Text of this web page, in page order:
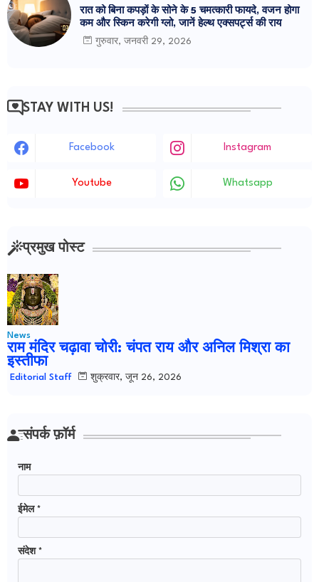
रात को बिना कपड़ों के सोने के 5 चमत्कारी फायदे, वजन होगा
कम और स्किन करेगी ग्लो, जानें हेल्थ एक्सपर्ट्स की राय
गुरुवार, जनवरी 29, 2026
STAY WITH US!
Facebook Instagram
Youtube Whatsapp
प्रमुख पोस्ट
News
राम मंदिर चढ़ावा चोरी: चंपत राय और अनिल मिश्रा का
इस्तीफा
Editorial Staff शुक्रवार, जून 26, 2026
संपर्क फ़ॉर्म
नाम
ईमेल *
संदेश *